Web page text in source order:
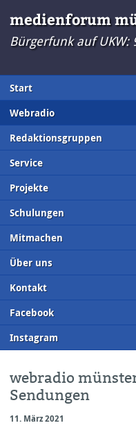
medienforum
Bürgerfunk auf UKW:
Start
Webradio
Redaktionsgruppen
Service
Projekte
Schulungen
Mitmachen
Über uns
Kontakt
Facebook
Instagram
webradio
Sendungen
11. März 2021